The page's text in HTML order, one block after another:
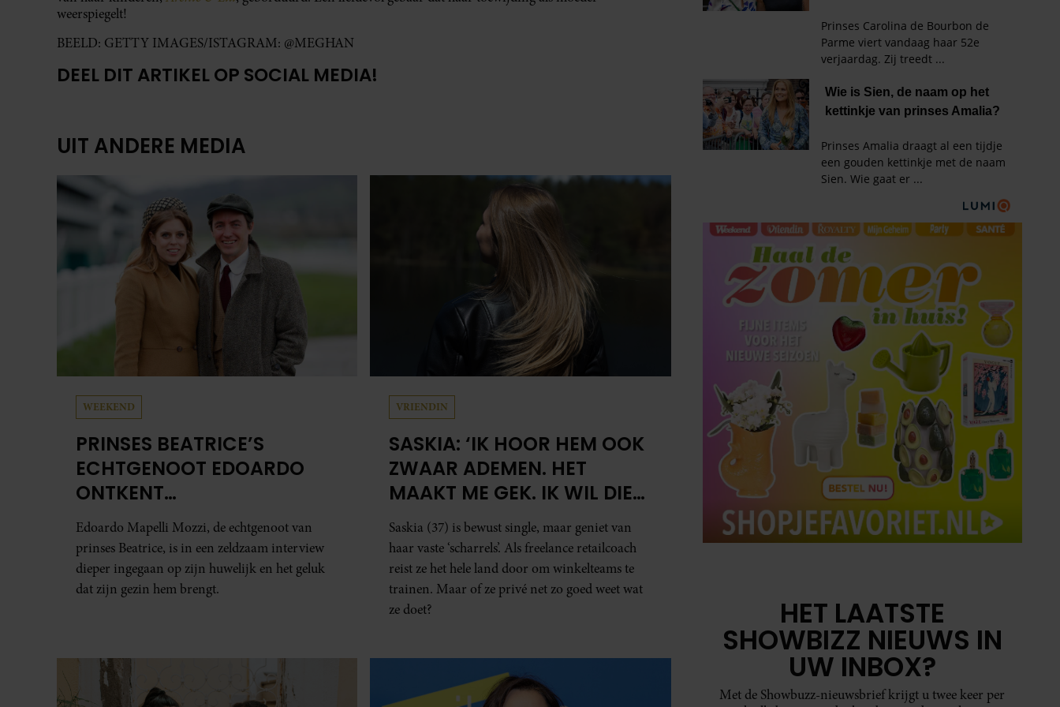
weerspiegelt!
BEELD: GETTY IMAGES/ISTAGRAM: @MEGHAN
DEEL DIT ARTIKEL OP SOCIAL MEDIA!
UIT ANDERE MEDIA
WEEKEND
PRINSES BEATRICE’S
ECHTGENOOT EDOARDO
ONTKENT
HUWELIJKSPROBLEMEN
Edoardo Mapelli Mozzi, de echtgenoot van
prinses Beatrice, is in een zeldzaam interview
dieper ingegaan op zijn huwelijk en het geluk
dat zijn gezin hem brengt.
VRIENDIN
SASKIA: ‘IK HOOR HEM OOK
ZWAAR ADEMEN. HET
MAAKT ME GEK. IK WIL DIE
MAN.’
Saskia (37) is bewust single, maar geniet van
haar vaste ‘scharrels’. Als freelance retailcoach
reist ze het hele land door om winkelteams te
trainen. Maar of ze privé net zo goed weet wat
ze doet?
HET LAATSTE
SHOWBIZZ NIEUWS IN
UW INBOX?
Met de Showbuzz-nieuwsbrief krijgt u twee keer per